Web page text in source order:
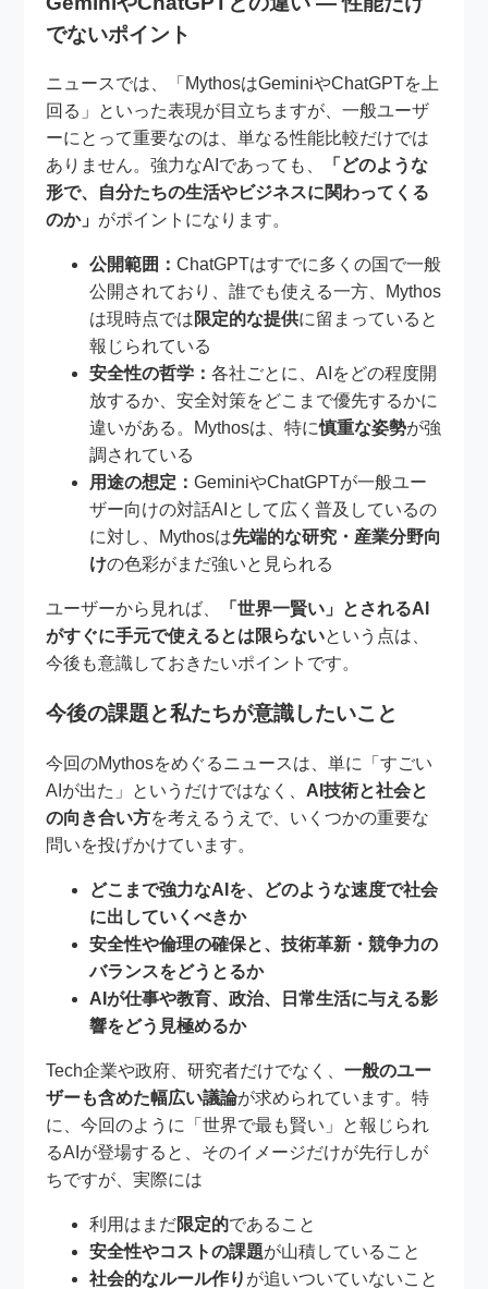
でないポイント
ニュースでは、「MythosはGeminiやChatGPTを上
回る」といった表現が目立ちますが、一般ユーザ
ーにとって重要なのは、単なる性能比較だけでは
ありません。強力なAIであっても、
「どのような
形で、自分たちの生活やビジネスに関わってくる
のか」 がポイントになります。
公開範囲：ChatGPTはすでに多くの国で一般
公開されており、誰でも使える一方、Mythos
は現時点では限定的な提供に留まっていると
報じられている
安全性の哲学：各社ごとに、AIをどの程度開
放するか、安全対策をどこまで優先するかに
違いがある。Mythosは、特に慎重な姿勢が強
調されている
用途の想定：GeminiやChatGPTが一般ユー
ザー向けの対話AIとして広く普及しているの
に対し、Mythosは先端的な研究・産業分野向
けの色彩がまだ強いと見られる
ユーザーから見れば、
「世界一賢い」とされるAI
がすぐに手元で使えるとは限らないという点は、
今後も意識しておきたいポイントです。
今後の課題と私たちが意識したいこと
今回のMythosをめぐるニュースは、単に「すごい
AIが出た」というだけではなく、 AI技術と社会と
の向き合い方を考えるうえで、いくつかの重要な
問いを投げかけています。
どこまで強力なAIを、どのような速度で社会
に出していくべきか
安全性や倫理の確保と、技術革新・競争力の
バランスをどうとるか
AIが仕事や教育、政治、日常生活に与える影
響をどう見極めるか
Tech企業や政府、研究者だけでなく、一般のユー
ザーも含めた幅広い議論が求められています。特
に、今回のように「世界で最も賢い」と報じられ
るAIが登場すると、そのイメージだけが先行しが
ちですが、実際には
利用はまだ限定的であること
安全性やコストの課題が山積していること
社会的なルール作り が追いついていないこと